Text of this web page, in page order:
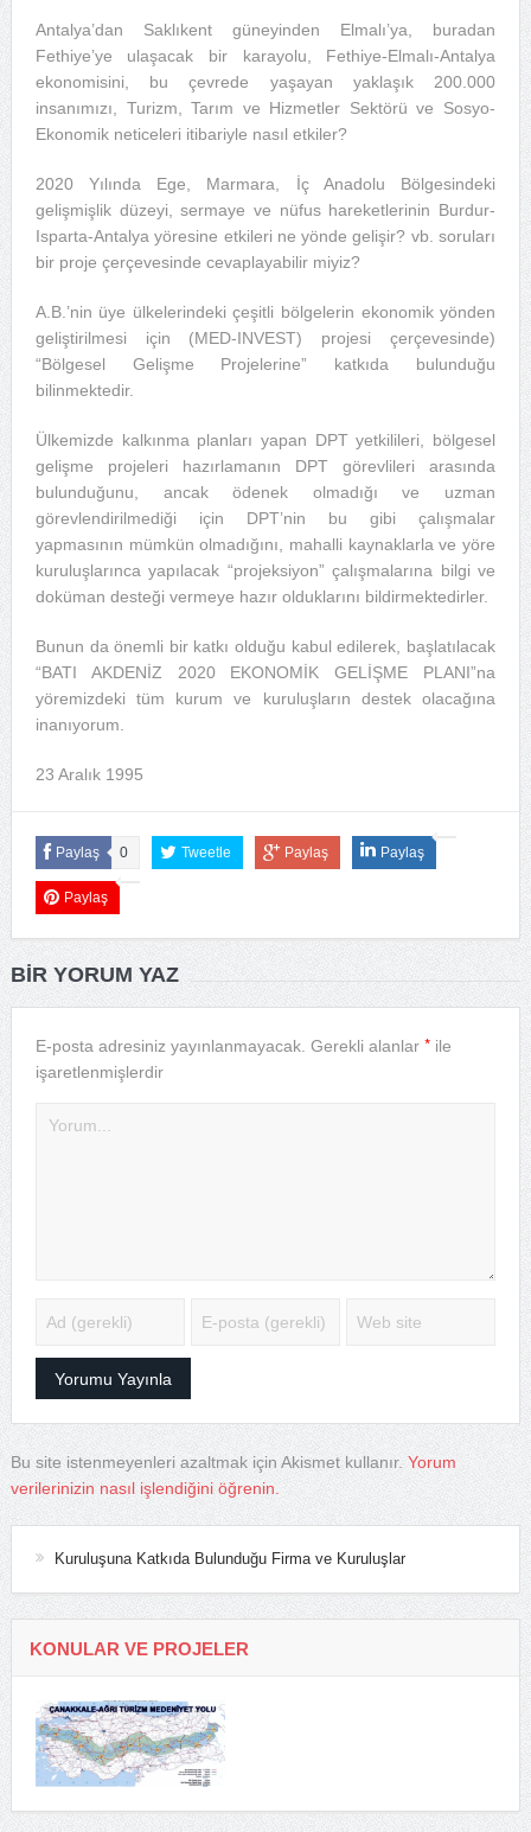
Antalya’dan Saklıkent güneyinden Elmalı’ya, buradan
Fethiye’ye ulaşacak bir karayolu, Fethiye-Elmalı-Antalya
ekonomisini, bu çevrede yaşayan yaklaşık 200.000
insanımızı, Turizm, Tarım ve Hizmetler Sektörü ve Sosyo-
Ekonomik neticeleri itibariyle nasıl etkiler?
2020 Yılında Ege, Marmara, İç Anadolu Bölgesindeki
gelişmişlik düzeyi, sermaye ve nüfus hareketlerinin Burdur-
Isparta-Antalya yöresine etkileri ne yönde gelişir? vb. soruları
bir proje çerçevesinde cevaplayabilir miyiz?
A.B.’nin üye ülkelerindeki çeşitli bölgelerin ekonomik yönden
geliştirilmesi için (MED-INVEST) projesi çerçevesinde)
“Bölgesel Gelişme Projelerine” katkıda bulunduğu
bilinmektedir.
Ülkemizde kalkınma planları yapan DPT yetkilileri, bölgesel
gelişme projeleri hazırlamanın DPT görevlileri arasında
bulunduğunu, ancak ödenek olmadığı ve uzman
görevlendirilmediği için DPT’nin bu gibi çalışmalar
yapmasının mümkün olmadığını, mahalli kaynaklarla ve yöre
kuruluşlarınca yapılacak “projeksiyon” çalışmalarına bilgi ve
doküman desteği vermeye hazır olduklarını bildirmektedirler.
Bunun da önemli bir katkı olduğu kabul edilerek, başlatılacak
“BATI AKDENİZ 2020 EKONOMİK GELİŞME PLANI”na
yöremizdeki tüm kurum ve kuruluşların destek olacağına
inanıyorum.
23 Aralık 1995
Paylaş 0 Tweetle Paylaş Paylaş
Paylaş
BIR YORUM YAZ
E-posta adresiniz yayınlanmayacak. Gerekli alanlar *ile
işaretlenmişlerdir
Bu site istenmeyenleri azaltmak için Akismet kullanır. Yorum
verilerinizin nasıl işlendiğini öğrenin.
Kuruluşuna Katkıda Bulunduğu Firma ve Kuruluşlar
KONULAR VE PROJELER